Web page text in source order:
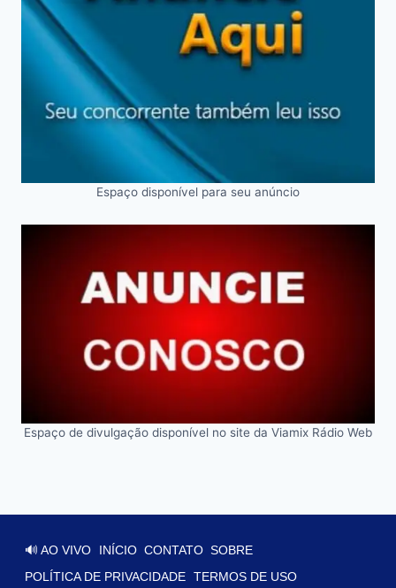
Espaço disponível para seu anúncio
Espaço de divulgação disponível no site da Viamix Rádio Web
🔊 AO VIVO INÍCIO CONTATO SOBRE
POLÍTICA DE PRIVACIDADE TERMOS DE USO